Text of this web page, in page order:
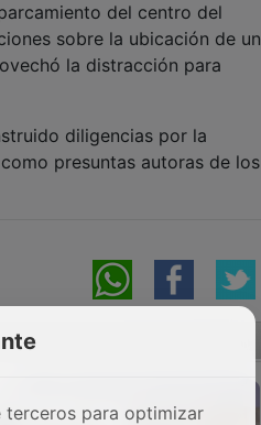
del centro del
sobre la ubicación de un
la distracción para
diligencias por la
presuntas autoras de los
para optimizar